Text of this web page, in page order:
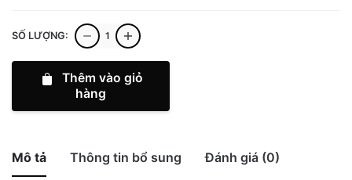
SỐ LƯỢNG: Ghế
Massage
Thông
Minh
Fujiiryoki
AS-
R700
Thêm vào giỏ
hàng
Mô tả Thông tin bổ sung Đánh giá (0)